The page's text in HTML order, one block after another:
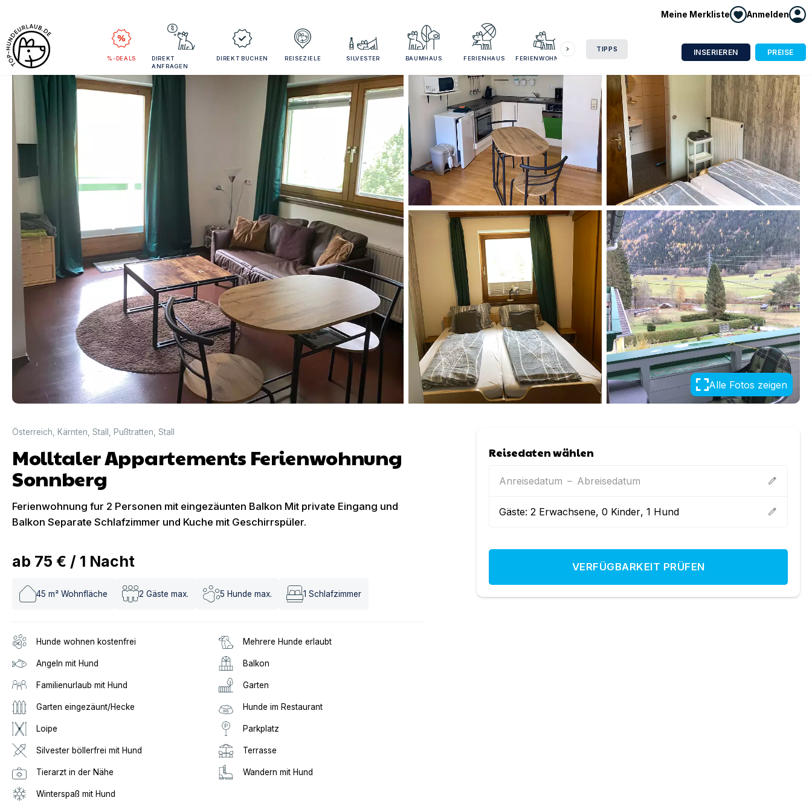
Meine Merkliste Anmelden
%-DEALS
DIREKT
ANFRAGEN
DIREKT BUCHEN REISEZIELE SILVESTER BAUMHAUS FERIENHAUS FERIENWOHNUNG
TIPPS INSERIEREN PREISE
Alle Fotos zeigen
Österreich Kärnten Stall Pußtratten Stall
Molltaler Appartements Ferienwohnung
Sonnberg
Ferienwohnung fur 2 Personen mit eingezäunten Balkon Mit private Eingang und
Balkon Separate Schlafzimmer und Kuche mit Geschirrspüler.
ab 75 € / 1 Nacht
45 m² Wohnfläche 2 Gäste max. 5 Hunde max. 1 Schlafzimmer
Hunde wohnen kostenfrei Mehrere Hunde erlaubt
Angeln mit Hund Balkon
Familienurlaub mit Hund Garten
Garten eingezäunt/Hecke Hunde im Restaurant
Loipe Parkplatz
Silvester böllerfrei mit Hund Terrasse
Tierarzt in der Nähe Wandern mit Hund
Winterspaß mit Hund
Reisedaten wählen
Anreisedatum – Abreisedatum edit
Gäste:2 Erwachsene,0 Kinder,1 Hund edit
VERFÜGBARKEIT PRÜFEN